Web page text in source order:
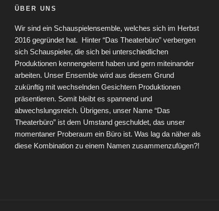
ÜBER UNS
Wir sind ein Schauspielensemble, welches sich im Herbst
2016 gegründet hat. Hinter “Das Theaterbüro” verbergen
sich Schauspieler, die sich bei unterschiedlichen
Produktionen kennengelernt haben und gern miteinander
arbeiten. Unser Ensemble wird aus diesem Grund
zukünftig mit wechselnden Gesichtern Produktionen
präsentieren. Somit bleibt es spannend und
abwechslungsreich. Übrigens, unser Name “Das
Theaterbüro” ist dem Umstand geschuldet, das unser
momentaner Proberaum ein Büro ist. Was lag da näher als
diese Kombination zu einem Namen zusammenzufügen?!